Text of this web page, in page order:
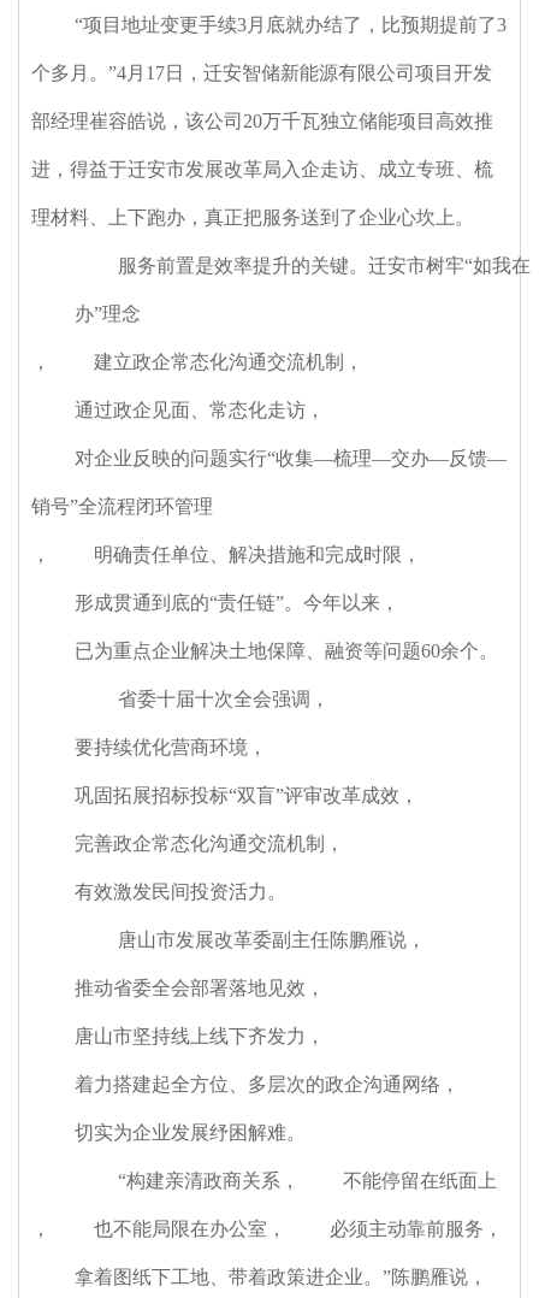
“项目地址变更手续3月底就办结了，比预期提前了3
个多月。”4月17日，迁安智储新能源有限公司项目开发
部经理崔容皓说，该公司20万千瓦独立储能项目高效推
进，得益于迁安市发展改革局入企走访、成立专班、梳
理材料、上下跑办，真正把服务送到了企业心坎上。
服务前置是效率提升的关键。迁安市树牢“如我在
办”理念
， 建立政企常态化沟通交流机制 ，
通过政企见面、常态化走访 ，
对企业反映的问题实行“收集—梳理—交办—反馈—
销号”全流程闭环管理
， 明确责任单位、解决措施和完成时限 ，
形成贯通到底的“责任链”。今年以来 ，
已为重点企业解决土地保障、融资等问题60余个。
省委十届十次全会强调 ，
要持续优化营商环境 ，
巩固拓展招标投标“双盲”评审改革成效 ，
完善政企常态化沟通交流机制 ，
有效激发民间投资活力。
唐山市发展改革委副主任陈鹏雁说 ，
推动省委全会部署落地见效 ，
唐山市坚持线上线下齐发力 ，
着力搭建起全方位、多层次的政企沟通网络 ，
切实为企业发展纾困解难。
“构建亲清政商关系 ， 不能停留在纸面上
， 也不能局限在办公室 ， 必须主动靠前服务 ，
拿着图纸下工地、带着政策进企业。”陈鹏雁说 ，